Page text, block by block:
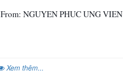
From: NGUYEN PHUC UNG VIEN
Xem thêm...